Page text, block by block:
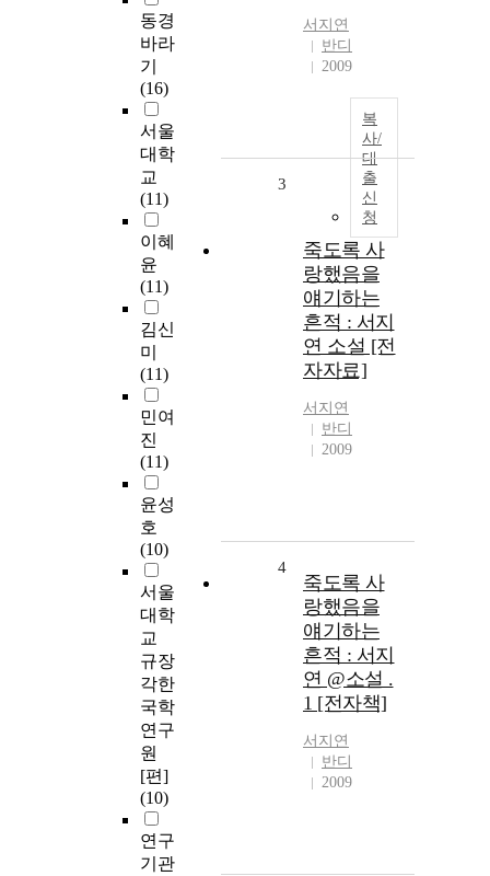
동경
바라
기
(16)
서울
대학
교
(11)
이혜
윤
(11)
김신
미
(11)
민여
진
(11)
윤성
호
(10)
서울
대학
교
규장
각한
국학
연구
원
[편]
(10)
연구
기관
서지연
반디
2009
복
사/
대
출
신
청
3
죽도록 사
랑했음을
얘기하는
흔적 : 서지
연 소설 [전
자자료]
서지연
반디
2009
4
죽도록 사
랑했음을
얘기하는
흔적 : 서지
연 @소설 .
1 [전자책]
서지연
반디
2009